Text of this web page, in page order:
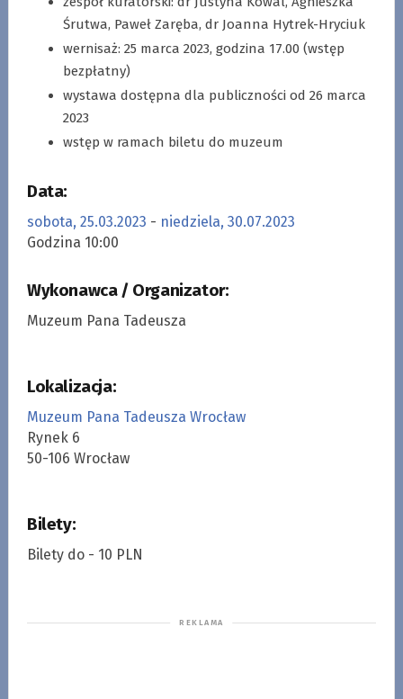
Śrutwa, Paweł Zaręba, dr Joanna Hytrek-Hryciuk
wernisaż: 25 marca 2023, godzina 17.00 (wstęp
bezpłatny)
wystawa dostępna dla publiczności od 26 marca
2023
wstęp w ramach biletu do muzeum
Data:
sobota, 25.03.2023 - niedziela, 30.07.2023
Godzina 10:00
Wykonawca / Organizator:
Muzeum Pana Tadeusza
Lokalizacja:
Muzeum Pana Tadeusza Wrocław
Rynek 6
50-106 Wrocław
Bilety:
Bilety do - 10 PLN